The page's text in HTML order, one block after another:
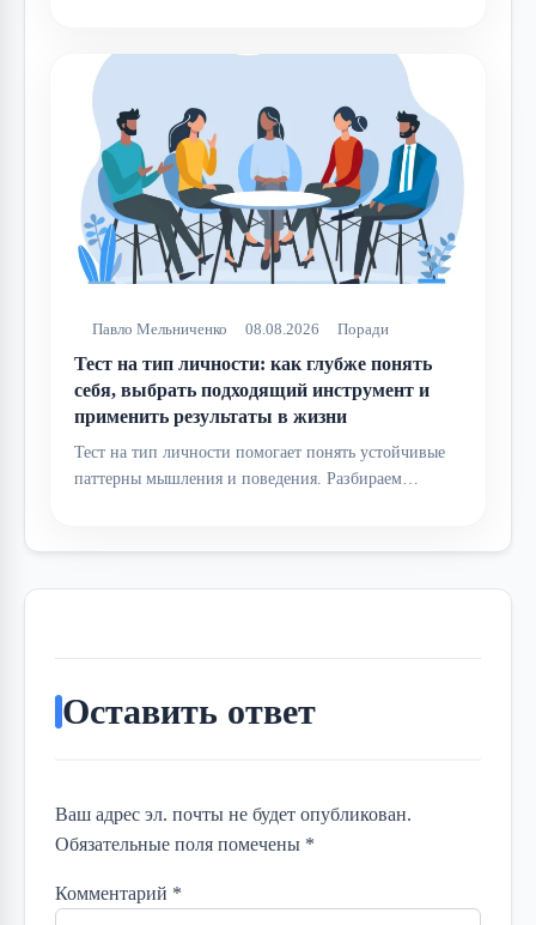
Павло Мельниченко 08.08.2026 Поради
Тест на тип личности: как глубже понять
себя, выбрать подходящий инструмент и
применить результаты в жизни
Тест на тип личности помогает понять устойчивые
паттерны мышления и поведения. Разбираем…
Оставить ответ
Ваш адрес эл. почты не будет опубликован.
Обязательные поля помечены *
Комментарий *